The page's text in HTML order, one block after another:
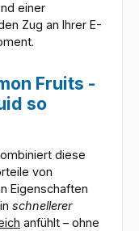
einer
Zug an Ihrer E-
Fruits -
so
diese
von
Eigenschaften
schnellerer
anfühlt – ohne